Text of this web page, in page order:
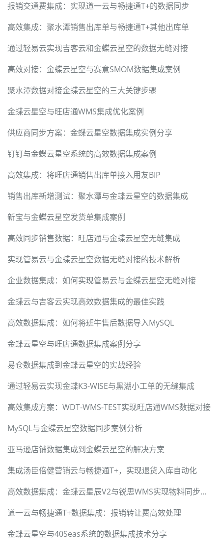
报销交通费集成：实现道一云与畅捷通T+的数据同步
高效集成：聚水潭销售出库单与畅捷通T+其他出库单
通过轻易云实现吉客云和金蝶云星空的数据无缝对接
高效对接：金蝶云星空与赛意SMOM数据集成案例
聚水潭数据对接金蝶云星空的三大关键步骤
金蝶云星空与旺店通WMS集成优化案例
供应商同步方案：金蝶云星空数据集成实例分享
钉钉与金蝶云星空系统的高效数据集成案例
高效集成：将旺店通销售出库单接入用友BIP
销售出库新增测试：聚水潭与金蝶云星空的数据集成
新宝与金蝶云星空发货单集成案例
高效同步销售数据：旺店通与金蝶云星空无缝集成
实现管易云与金蝶云星空数据无缝对接的技术解析
企业数据集成：如何实现管易云与金蝶云星空无缝对接
金蝶云与吉客云实现高效数据集成的最佳实践
高效数据集成：如何将班牛售后数据导入MySQL
金蝶云星空与旺店通数据集成案例分享
易仓数据集成到金蝶云星空的实战经验
通过轻易云实现金蝶K3-WISE与黑湖小工单的无缝集成
高效集成方案：WDT-WMS-TEST实现旺店通WMS数据对接
MySQL与金蝶云星空数据同步案例分析
亚马逊店铺数据集成到金蝶云星空的解决方案
集成汤臣倍健营销云与畅捷通T+，实现退货入库自动化
高效数据集成：金蝶云星辰V2与锐思WMS实现物料同步的关键技术
道一云与畅捷通T+数据集成：报销转让费高效处理
金蝶云星空与40Seas系统的数据集成技术分享